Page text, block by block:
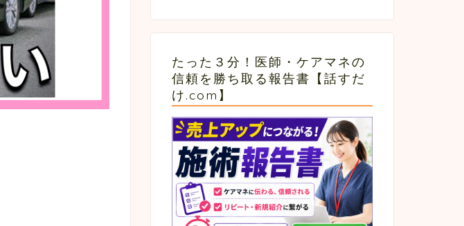
たった３分！医師・ケアマネの
信頼を勝ち取る報告書【話すだ
け.com】